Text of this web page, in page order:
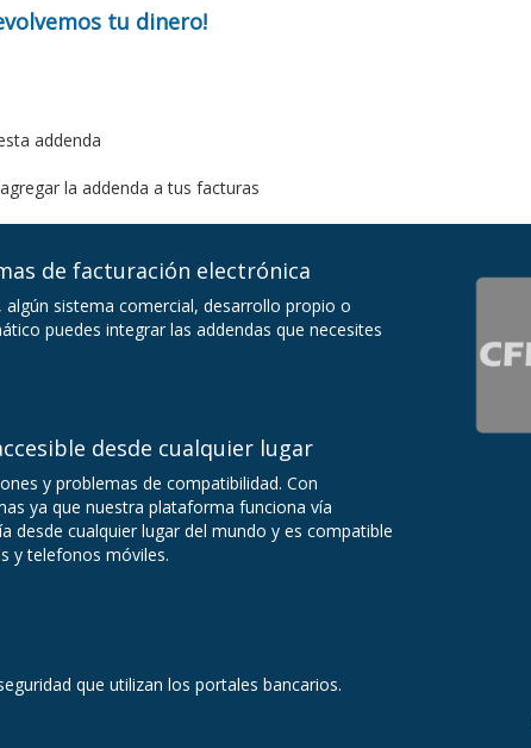
tu dinero!
addenda
la addenda a tus facturas
de facturación electrónica
sistema comercial, desarrollo propio o
puedes integrar las addendas que necesites
desde cualquier lugar
y problemas de compatibilidad. Con
ya que nuestra plataforma funciona vía
desde cualquier lugar del mundo y es compatible
y telefonos móviles.
que utilizan los portales bancarios.